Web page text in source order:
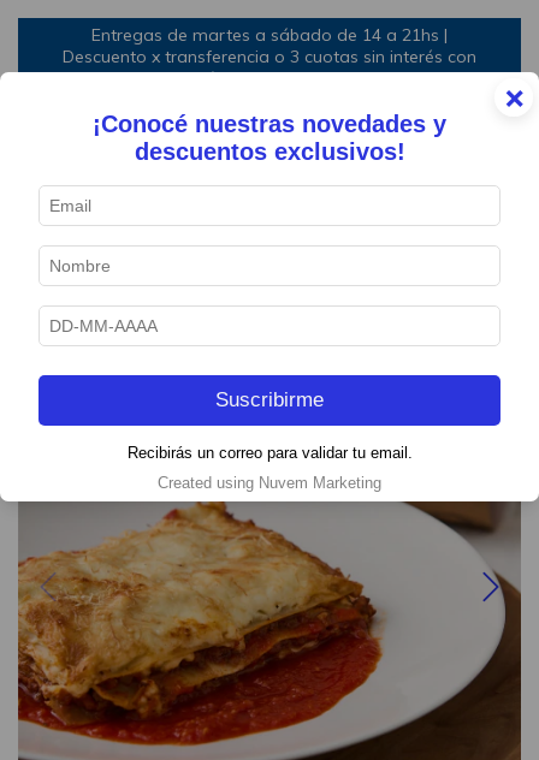
Entregas de martes a sábado de 14 a 21hs |
Descuento x transferencia o 3 cuotas sin interés con
mínimo de compra
1/4
×
¡Conocé nuestras novedades y
descuentos exclusivos!
Suscribirme
Recibirás un correo para validar tu email.
Created using Nuvem Marketing